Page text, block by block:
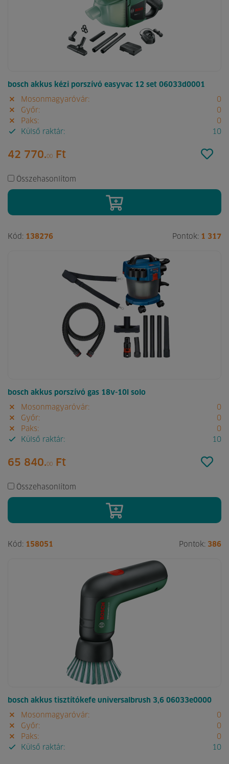
bosch akkus kézi porszívó easyvac 12 set 06033d0001
Mosonmagyaróvár:
0
Győr:
0
Paks:
0
Külső raktár:
10
42 770.00 Ft
Összehasonlítom
Kód: 138276 Pontok: 1 317
bosch akkus porszívó gas 18v-10l solo
Mosonmagyaróvár:
0
Győr:
0
Paks:
0
Külső raktár:
10
65 840.00 Ft
Összehasonlítom
Kód: 158051 Pontok: 386
bosch akkus tisztítókefe universalbrush 3,6 06033e0000
Mosonmagyaróvár:
0
Győr:
0
Paks:
0
Külső raktár:
10